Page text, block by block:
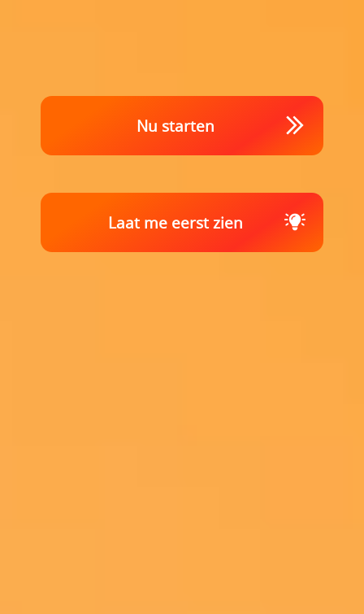
Nu starten
Laat me eerst zien